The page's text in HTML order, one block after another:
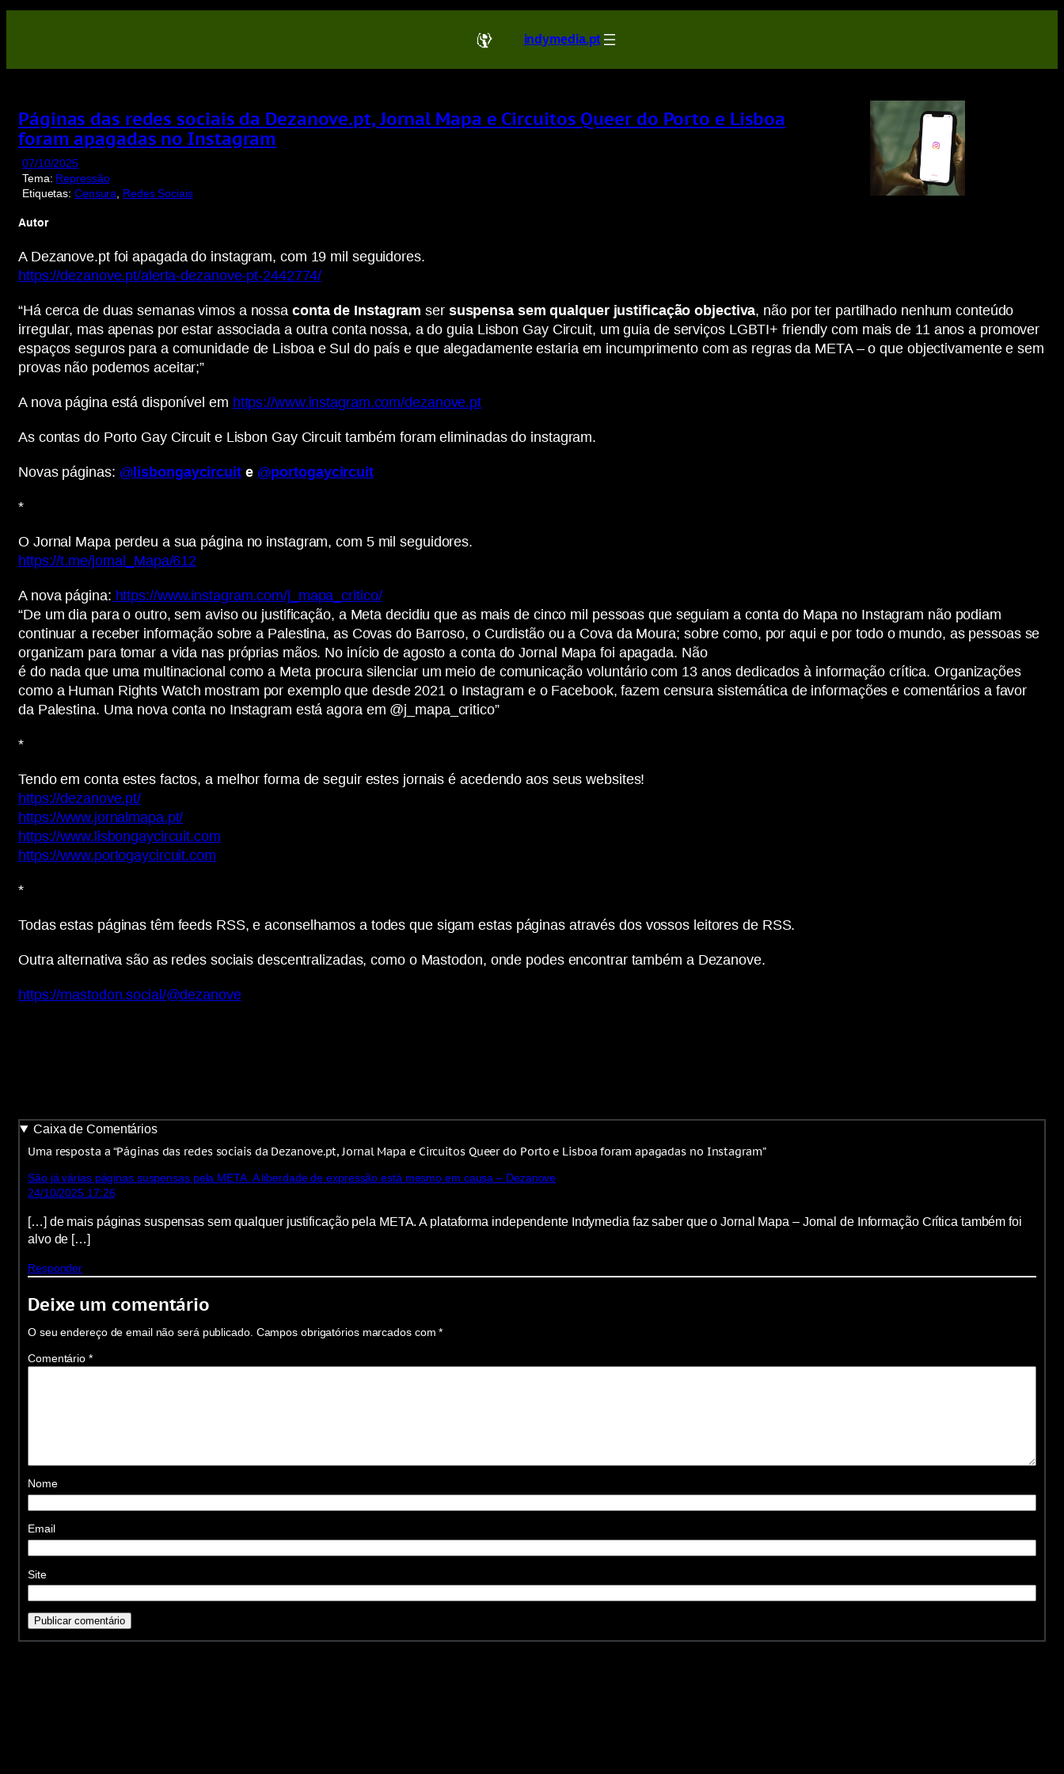
Saltar
conteúdo
indymedia.pt
Páginas das redes sociais da Dezanove.pt, Jornal Mapa e Circuitos Queer do Porto e Lisboa
foram apagadas no Instagram
07/10/2025
Tema: Repressão
Etiquetas: Censura, Redes Sociais
Autor
A Dezanove.pt foi apagada do instagram, com 19 mil seguidores.
https://dezanove.pt/alerta-dezanove-pt-2442774/
“Há cerca de duas semanas vimos a nossa conta de Instagram ser suspensa sem qualquer justificação objectiva, não por ter partilhado nenhum conteúdo
irregular, mas apenas por estar associada a outra conta nossa, a do guia Lisbon Gay Circuit, um guia de serviços LGBTI+ friendly com mais de 11 anos a promover
espaços seguros para a comunidade de Lisboa e Sul do país e que alegadamente estaria em incumprimento com as regras da META – o que objectivamente e sem
provas não podemos aceitar;”
A nova página está disponível em https://www.instagram.com/dezanove.pt
As contas do Porto Gay Circuit e Lisbon Gay Circuit também foram eliminadas do instagram.
Novas páginas: @lisbongaycircuite @portogaycircuit
*
O Jornal Mapa perdeu a sua página no instagram, com 5 mil seguidores.
https://t.me/jornal_Mapa/612
A nova página: https://www.instagram.com/j_mapa_critico/
“De um dia para o outro, sem aviso ou justificação, a Meta decidiu que as mais de cinco mil pessoas que seguiam a conta do Mapa no Instagram não podiam
continuar a receber informação sobre a Palestina, as Covas do Barroso, o Curdistão ou a Cova da Moura; sobre como, por aqui e por todo o mundo, as pessoas se
organizam para tomar a vida nas próprias mãos. No início de agosto a conta do Jornal Mapa foi apagada. Não
é do nada que uma multinacional como a Meta procura silenciar um meio de comunicação voluntário com 13 anos dedicados à informação crítica. Organizações
como a Human Rights Watch mostram por exemplo que desde 2021 o Instagram e o Facebook, fazem censura sistemática de informações e comentários a favor
da Palestina. Uma nova conta no Instagram está agora em @j_mapa_critico”
*
Tendo em conta estes factos, a melhor forma de seguir estes jornais é acedendo aos seus websites!
https://dezanove.pt/
https://www.jornalmapa.pt/
https://www.lisbongaycircuit.com
https://www.portogaycircuit.com
*
Todas estas páginas têm feeds RSS, e aconselhamos a todes que sigam estas páginas através dos vossos leitores de RSS.
Outra alternativa são as redes sociais descentralizadas, como o Mastodon, onde podes encontrar também a Dezanove.
https://mastodon.social/@dezanove
Caixa de Comentários
Uma resposta a “Páginas das redes sociais da Dezanove.pt, Jornal Mapa e Circuitos Queer do Porto e Lisboa foram apagadas no Instagram”
São já várias páginas suspensas pela META. A liberdade de expressão está mesmo em causa – Dezanove
24/10/2025 17:26
[…] de mais páginas suspensas sem qualquer justificação pela META. A plataforma independente Indymedia faz saber que o Jornal Mapa – Jornal de Informação Crítica também foi
alvo de […]
Responder
Deixe um comentário
O seu endereço de email não será publicado. Campos obrigatórios marcados com*
Comentário *
Nome
Email
Site